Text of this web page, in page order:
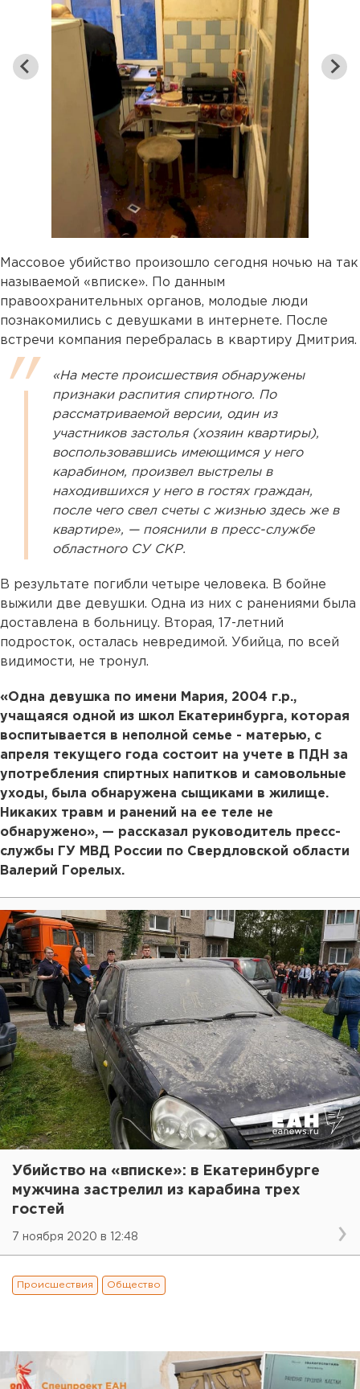
Массовое убийство произошло сегодня ночью на так
называемой «вписке». По данным
правоохранительных органов, молодые люди
познакомились с девушками в интернете. После
встречи компания перебралась в квартиру Дмитрия.
«На месте происшествия обнаружены
признаки распития спиртного. По
рассматриваемой версии, один из
участников застолья (хозяин квартиры),
воспользовавшись имеющимся у него
карабином, произвел выстрелы в
находившихся у него в гостях граждан,
после чего свел счеты с жизнью здесь же в
квартире», — пояснили в пресс-службе
областного СУ СКР.
В результате погибли четыре человека. В бойне
выжили две девушки. Одна из них с ранениями была
доставлена в больницу. Вторая, 17-летний
подросток, осталась невредимой. Убийца, по всей
видимости, не тронул.
«Одна девушка по имени Мария, 2004 г.р.,
учащаяся одной из школ Екатеринбурга, которая
воспитывается в неполной семье - матерью, с
апреля текущего года состоит на учете в ПДН за
употребления спиртных напитков и самовольные
уходы, была обнаружена сыщиками в жилище.
Никаких травм и ранений на ее теле не
обнаружено», — рассказал руководитель пресс-
службы ГУ МВД России по Свердловской области
Валерий Горелых.
Убийство на «вписке»: в Екатеринбурге
мужчина застрелил из карабина трех
гостей
7 ноября 2020 в 12:48
Происшествия Общество